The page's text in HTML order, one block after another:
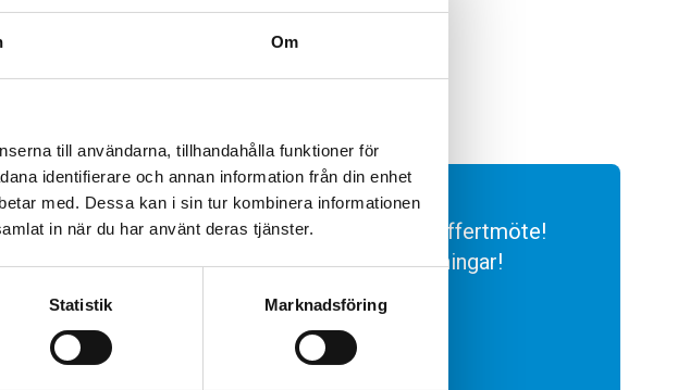
Om
till användarna, tillhandahålla funktioner för
identifierare och annan information från din enhet
med. Dessa kan i sin tur kombinera informationen
in när du har använt deras tjänster.
Statistik Marknadsföring
inte att kontakta oss för ett kostnadsfritt offertmöte!
alltid fast pris, så det blir inga överraskningar!
Boka offertmöte!